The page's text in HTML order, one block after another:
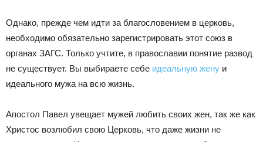
Однако, прежде чем идти за благословением в церковь,
необходимо обязательно зарегистрировать этот союз в
органах ЗАГС. Только учтите, в православии понятие развод
не существует. Вы выбираете себе идеальную жену и
идеального мужа на всю жизнь.
Апостол Павел увещает мужей любить своих жен, так же как
Христос возлюбил свою Церковь, что даже жизни не